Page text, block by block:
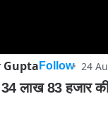
Gupta Follow 24
लाख 83 हजार